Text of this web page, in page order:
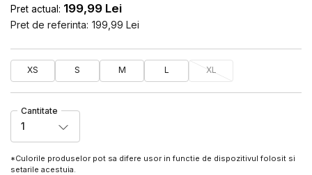
Pret actual: 199,99 Lei
Pret de referinta: 199,99 Lei
XS S M L XL
Cantitate
1
*Culorile produselor pot sa difere usor in functie de dispozitivul folosit si
setarile acestuia.